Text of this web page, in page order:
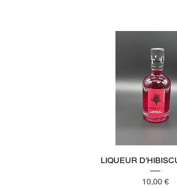
Aperçu rapide
LIQUEUR
Prix
10,00 €